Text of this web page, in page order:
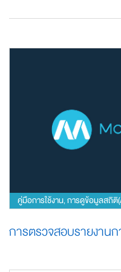
คู่มือการใช้งาน,การดูข้อมูลสถิติ
การตรวจสอบรายงาน